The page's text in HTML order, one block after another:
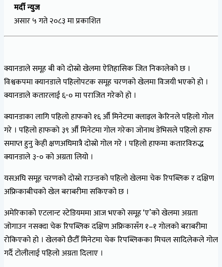
मर्दी न्युज
असार ५ गते २०८३ मा प्रकाशित
क्यानडाले समूह बी को दोस्रो खेलमा ऐतिहासिक जित निकालेको छ ।
विश्वकपमा क्यानडाले पहिलोपटक समूह चरणको खेलमा विजयी भएको हो ।
क्यानडाले कतारलाई ६-० मा पराजित गरेको हो ।
क्यानडाका लागि पहिलो हाफको १६ औँ मिनेटमा क्लाइल केरिनले पहिलो गोल
गरे । पहिलो हाफको ३९ औँ मिनेटमा गोल गरेका जोनाथ डेभिसले पहिलो हाफ
समाप्त हुनु केही क्षणअघिमात्रै दोस्रो गोल गरे । पहिलो हाफमा कतारविरुद्ध
क्यानडाले ३-० को अग्रता लियो ।
यसअघि समूह चरणको दोस्रो राउन्डको पहिलो खेलमा चेक रिपब्लिक र दक्षिण
अफ्रिकाबीचको खेल बराबरीमा सकिएको छ ।
अमेरिकाको एटलान्ट स्टेडियममा आज भएको समूह ‘ए’को खेलमा अग्रता
जोगाउन नसक्दा चेक रिपब्लिक दक्षिण अफ्रिकासँग १–१ गोलको बराबरीमा
रोकिएको हो । खेलको छैटौँ मिनेटमा चेक रिपब्लिकका मिचल सादिलेकले गोल
गर्दै टोलीलाई पहिलो अग्रता दिलाए ।